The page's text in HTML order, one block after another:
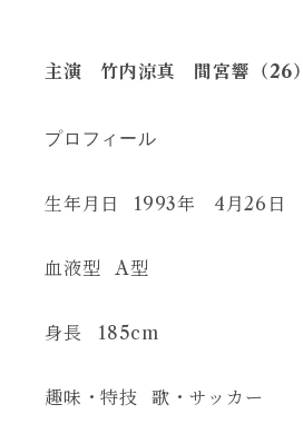
主演 竹内涼真 間宮響（26）
プロフィール
生年月日 1993年 4月26日
血液型 A型
身長 185cm
趣味・特技 歌・サッカー